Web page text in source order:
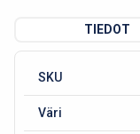
TIEDOT
SKU
Väri